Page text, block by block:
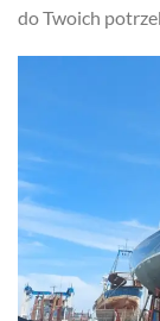
do Twoich